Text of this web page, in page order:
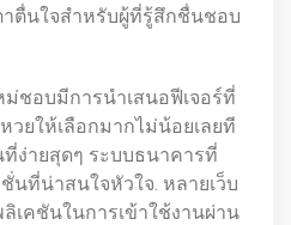
ตื่นใจสำหรับผู้ที่รู้สึกชื่นชอบ
ม่ชอบมีการนำเสนอฟีเจอร์ที่
วยให้เลือกมากไม่น้อยเลยที
ที่ง่ายสุดๆ ระบบธนาคารที่
นที่น่าสนใจหัวใจ. หลายเว็บ
เคชันในการเข้าใช้งานผ่าน